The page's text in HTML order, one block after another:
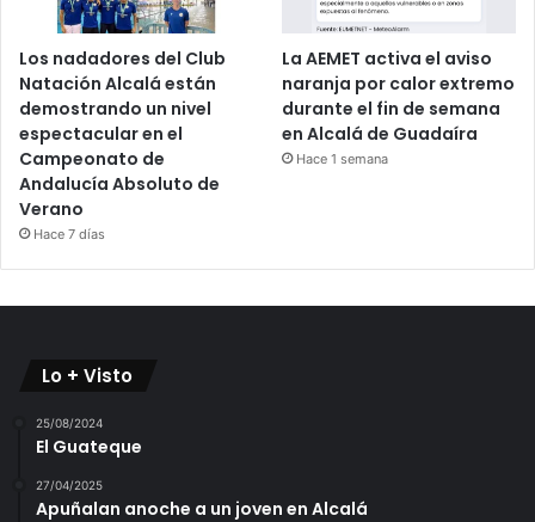
Los nadadores del Club
Natación Alcalá están
demostrando un nivel
espectacular en el
Campeonato de
Andalucía Absoluto de
Verano
Hace 7 días
La AEMET activa el aviso
naranja por calor extremo
durante el fin de semana
en Alcalá de Guadaíra
Hace 1 semana
Lo + Visto
25/08/2024
El Guateque
27/04/2025
Apuñalan anoche a un joven en Alcalá